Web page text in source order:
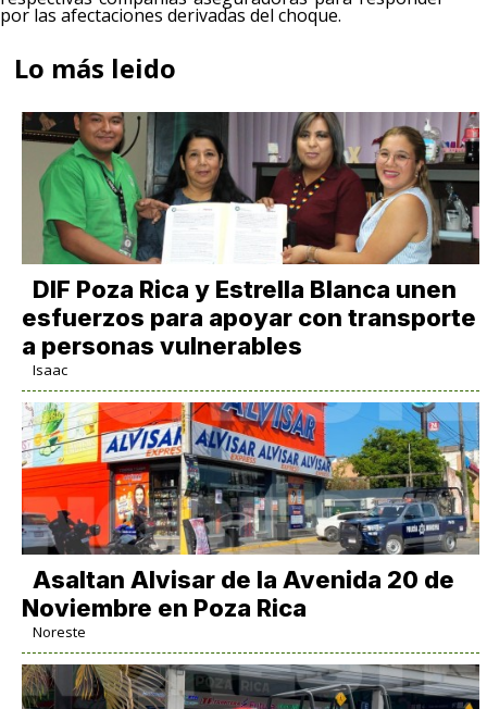
por las afectaciones derivadas del choque.
Lo más leido
DIF Poza Rica y Estrella Blanca unen
esfuerzos para apoyar con transporte
a personas vulnerables
Isaac
Asaltan Alvisar de la Avenida 20 de
Noviembre en Poza Rica
Noreste